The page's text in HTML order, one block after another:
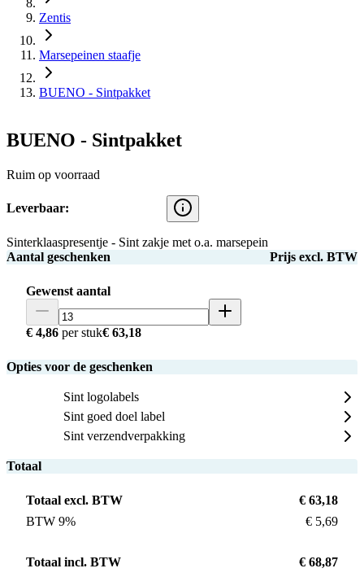
Zentis
Marsepeinen staafje
BUENO - Sintpakket
BUENO - Sintpakket
Ruim op voorraad
Leverbaar:
Sinterklaaspresentje - Sint zakje met o.a. marsepein
Aantal geschenken
Prijs excl. BTW
Gewenst aantal
€ 4,86 per stuk€ 63,18
Opties voor de geschenken
Sint logolabels
Sint goed doel label
Sint verzendverpakking
Totaal
Totaal excl. BTW
€ 63,18
BTW 9%
€ 5,69
Totaal incl. BTW € 68,87